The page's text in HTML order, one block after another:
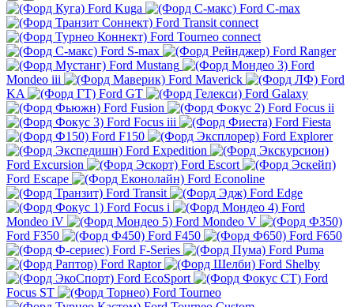
Ford Kuga
Ford C-max
Ford Transit connect
Ford Tourneo connect
Ford S-max
Ford Ranger
Ford Mustang
Ford
Mondeo iii
Ford Maverick
Ford
KA
Ford GT
Ford Galaxy
Ford Fusion
Ford Focus ii
Ford Focus iii
Ford Fiesta
Ford F150
Ford Explorer
Ford Expedition
Ford Excursion
Ford Escort
Ford Escape
Ford Econoline
Ford Transit
Ford Edge
Ford Focus i
Ford
Mondeo iV
Ford Mondeo V
Ford F350
Ford F450
Ford F650
Ford F-Series
Ford Puma
Ford Raptor
Ford Shelby
Ford EcoSport
Ford
Focus ST
Ford Tourneo